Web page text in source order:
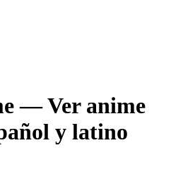
— Ver anime
y latino